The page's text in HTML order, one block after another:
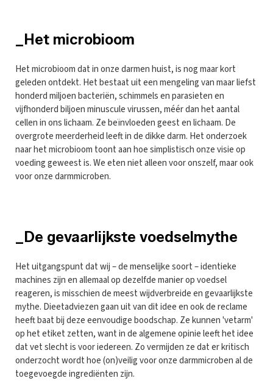
_Het microbioom
Het microbioom dat in onze darmen huist, is nog maar kort
geleden ontdekt. Het bestaat uit een mengeling van maar liefst
honderd miljoen bacteriën, schimmels en parasieten en
vijfhonderd biljoen minuscule virussen, méér dan het aantal
cellen in ons lichaam. Ze beïnvloeden geest en lichaam. De
overgrote meerderheid leeft in de dikke darm. Het onderzoek
naar het microbioom toont aan hoe simplistisch onze visie op
voeding geweest is. We eten niet alleen voor onszelf, maar ook
voor onze darmmicroben.
_De gevaarlijkste voedselmythe
Het uitgangspunt dat wij – de menselijke soort – identieke
machines zijn en allemaal op dezelfde manier op voedsel
reageren, is misschien de meest wijdverbreide en gevaarlijkste
mythe. Dieetadviezen gaan uit van dit idee en ook de reclame
heeft baat bij deze eenvoudige boodschap. Ze kunnen 'vetarm'
op het etiket zetten, want in de algemene opinie leeft het idee
dat vet slecht is voor iedereen. Zo vermijden ze dat er kritisch
onderzocht wordt hoe (on)veilig voor onze darmmicroben al de
toegevoegde ingrediënten zijn.